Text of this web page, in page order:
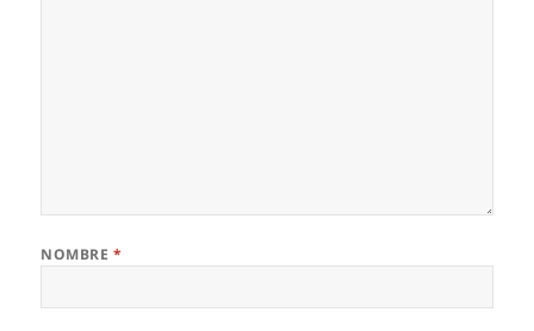
NOMBRE *